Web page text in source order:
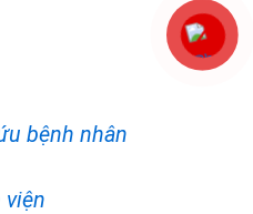
bệnh nhân
viện